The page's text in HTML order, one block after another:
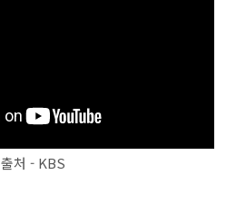
출처 - KBS